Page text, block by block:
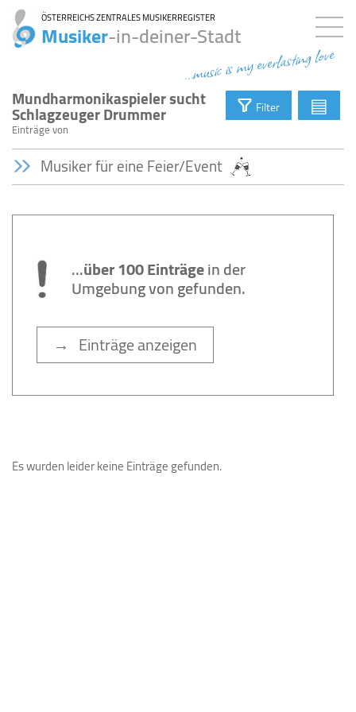
ÖSTERREICHS ZENTRALES MUSIKERREGISTER
Musiker-in-deiner-Stadt
...music is my everlasting love
Mundharmonikaspieler sucht
Schlagzeuger Drummer
Einträgevon
Filter ▤
Musiker für eine Feier/Event
...über 100 Einträgein der
Umgebung vongefunden.
→ Einträge anzeigen
Es wurden leider keine Einträge gefunden.